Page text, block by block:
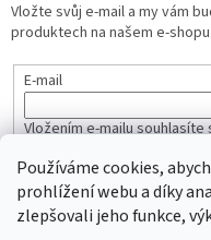
Používáme cookies,
prohlížení webu a díky
zlepšovali jeho funkce,
Vložte svůj e-mail a my vám
produktech na našem e-shopu.
E-mail
Vložením e-mailu souhlasíte
PŘIHLÁSIT SE